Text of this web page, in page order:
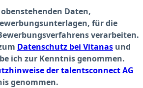
Daten,
für die
verarbeiten.
Datenschutz bei Vitanas und
ich zur Kenntnis genommen.
der talentsconnect AG
genommen.